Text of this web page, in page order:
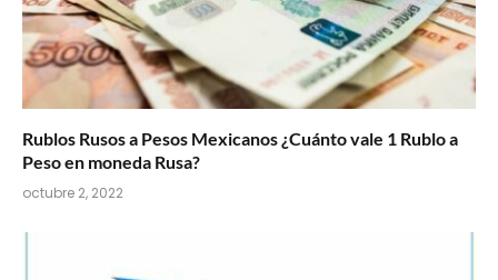
Rublos Rusos a Pesos Mexicanos ¿Cuánto vale 1 Rublo a
Peso en moneda Rusa?
octubre 2, 2022